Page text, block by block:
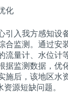
化
引入我方感知设
合监测。通过安
流量计、水位计
据监测数据，优
施后，该地区水
源短缺问题。